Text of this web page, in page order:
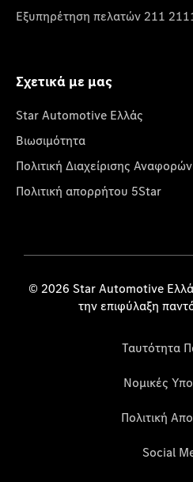
Εξυπηρέτηση πελατών 211
Σχετικά με μας
Star Automotive Ελλάς
Βιωσιμότητα
Πολιτική Διαχείρισης Αναφορών
Πολιτική απορρήτου 5Star
© 2026 Star Automotive
την επιφύλαξη
Ταυτότητα
Νομικές
Πολιτική
Social